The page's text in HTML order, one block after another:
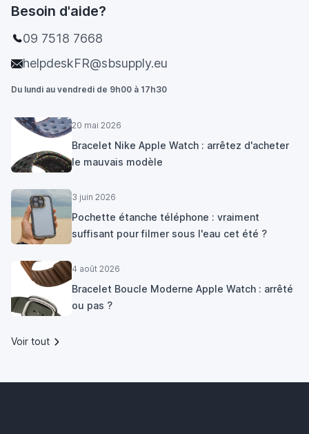
Besoin d'aide?
09 7518 7668
helpdeskFR@sbsupply.eu
Du lundi au vendredi de 9h00 à 17h30
20 mai 2026
Bracelet Nike Apple Watch : arrêtez d'acheter
le mauvais modèle
3 juin 2026
Pochette étanche téléphone : vraiment
suffisant pour filmer sous l'eau cet été ?
4 août 2026
Bracelet Boucle Moderne Apple Watch : arrêté
ou pas ?
Voir tout